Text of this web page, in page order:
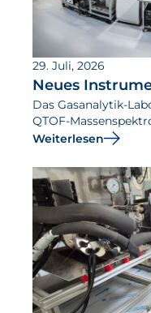
29. Juli, 2026
Neues
Das Gasanalytik-
QTOF-
Weiterlesen